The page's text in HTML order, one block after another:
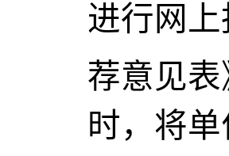
进行网
荐意见
时，将